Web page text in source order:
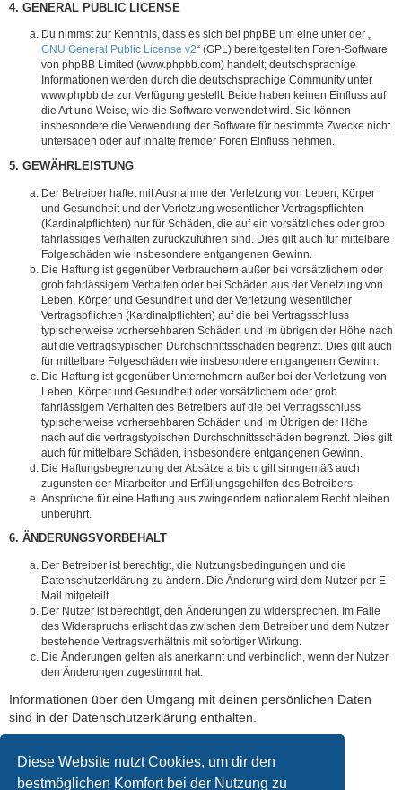
Diese Website nutzt Cookies, um dir den
bestmöglichen Komfort bei der Nutzung zu
4. GENERAL PUBLIC LICENSE
Du nimmst zur Kenntnis, dass es sich bei phpBB um eine unter der „
GNU General Public License v2“ (GPL) bereitgestellten Foren-Software
von phpBB Limited (www.phpbb.com) handelt; deutschsprachige
Informationen werden durch die deutschsprachige Community unter
www.phpbb.de zur Verfügung gestellt. Beide haben keinen Einfluss auf
die Art und Weise, wie die Software verwendet wird. Sie können
insbesondere die Verwendung der Software für bestimmte Zwecke nicht
untersagen oder auf Inhalte fremder Foren Einfluss nehmen.
5. GEWÄHRLEISTUNG
Der Betreiber haftet mit Ausnahme der Verletzung von Leben, Körper
und Gesundheit und der Verletzung wesentlicher Vertragspflichten
(Kardinalpflichten) nur für Schäden, die auf ein vorsätzliches oder grob
fahrlässiges Verhalten zurückzuführen sind. Dies gilt auch für mittelbare
Folgeschäden wie insbesondere entgangenen Gewinn.
Die Haftung ist gegenüber Verbrauchern außer bei vorsätzlichem oder
grob fahrlässigem Verhalten oder bei Schäden aus der Verletzung von
Leben, Körper und Gesundheit und der Verletzung wesentlicher
Vertragspflichten (Kardinalpflichten) auf die bei Vertragsschluss
typischerweise vorhersehbaren Schäden und im übrigen der Höhe nach
auf die vertragstypischen Durchschnittsschäden begrenzt. Dies gilt auch
für mittelbare Folgeschäden wie insbesondere entgangenen Gewinn.
Die Haftung ist gegenüber Unternehmern außer bei der Verletzung von
Leben, Körper und Gesundheit oder vorsätzlichem oder grob
fahrlässigem Verhalten des Betreibers auf die bei Vertragsschluss
typischerweise vorhersehbaren Schäden und im Übrigen der Höhe
nach auf die vertragstypischen Durchschnittsschäden begrenzt. Dies gilt
auch für mittelbare Schäden, insbesondere entgangenen Gewinn.
Die Haftungsbegrenzung der Absätze a bis c gilt sinngemäß auch
zugunsten der Mitarbeiter und Erfüllungsgehilfen des Betreibers.
Ansprüche für eine Haftung aus zwingendem nationalem Recht bleiben
unberührt.
6. ÄNDERUNGSVORBEHALT
Der Betreiber ist berechtigt, die Nutzungsbedingungen und die
Datenschutzerklärung zu ändern. Die Änderung wird dem Nutzer per E-
Mail mitgeteilt.
Der Nutzer ist berechtigt, den Änderungen zu widersprechen. Im Falle
des Widerspruchs erlischt das zwischen dem Betreiber und dem Nutzer
bestehende Vertragsverhältnis mit sofortiger Wirkung.
Die Änderungen gelten als anerkannt und verbindlich, wenn der Nutzer
den Änderungen zugestimmt hat.
Informationen über den Umgang mit deinen persönlichen Daten
sind in der Datenschutzerklärung enthalten.